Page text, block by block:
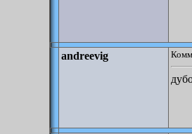
andreevig